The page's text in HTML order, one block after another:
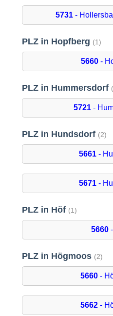
5731 -
PLZ in Hopfberg (1)
5660 -
PLZ in Hummersdorf
5721 -
PLZ in Hundsdorf (2)
5661 -
5671 -
PLZ in Höf (1)
5660-
PLZ in Högmoos (2)
5660-
5662-